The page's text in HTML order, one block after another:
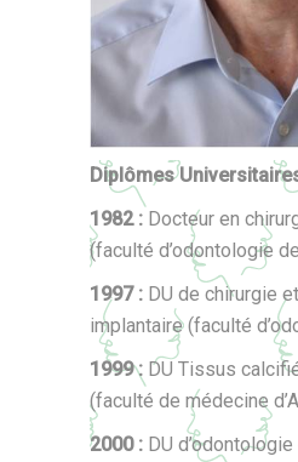
Diplômes
1982 : Docteur en
(faculté d’odontologie
1997 : DU de chirurgie
implantaire (faculté
1999 : DU Tissus
(faculté de médecine
2000 : DU